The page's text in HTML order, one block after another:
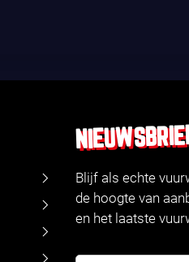
Blijf als echte
de hoogte van
en het laatste